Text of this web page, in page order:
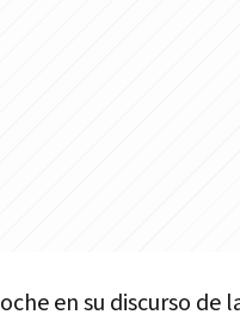
en su discurso de